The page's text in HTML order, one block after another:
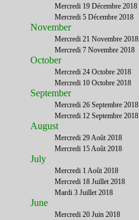
Mercredi 19 Décembre 2018
Mercredi 5 Décembre 2018
November
Mercredi 21 Novembre 2018
Mercredi 7 Novembre 2018
October
Mercredi 24 Octobre 2018
Mercredi 10 Octobre 2018
September
Mercredi 26 Septembre 2018
Mercredi 12 Septembre 2018
August
Mercredi 29 Août 2018
Mercredi 15 Août 2018
July
Mercredi 1 Août 2018
Mercredi 18 Juillet 2018
Mardi 3 Juillet 2018
June
Mercredi 20 Juin 2018